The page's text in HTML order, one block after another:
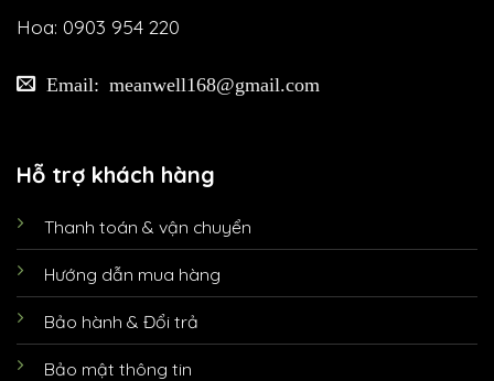
Hoa: 0903 954 220
Email: meanwell168@gmail.com
Hỗ trợ khách hàng
Thanh toán & vận chuyển
Hướng dẫn mua hàng
Bảo hành & Đổi trả
Bảo mật thông tin